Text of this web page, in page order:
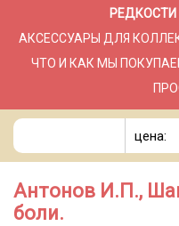
РЕДКОСТИ
АКСЕССУАРЫ ДЛЯ
ЧТО И КАК МЫ
цена:
Антонов И.П.,
боли.